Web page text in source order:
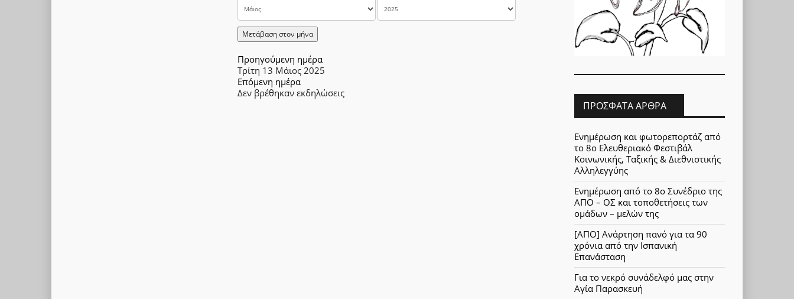
Μετάβαση στον μήνα
Προηγούμενη ημέρα
Τρίτη 13 Μάιος 2025
Επόμενη ημέρα
Δεν βρέθηκαν εκδηλώσεις
ΠΡΌΣΦΑΤΑ ΆΡΘΡΑ
Ενημέρωση και φωτορεπορτάζ από
το 8ο Ελευθεριακό Φεστιβάλ
Κοινωνικής, Ταξικής & Διεθνιστικής
Αλληλεγγύης
Ενημέρωση από το 8ο Συνέδριο της
ΑΠΟ – ΟΣ και τοποθετήσεις των
ομάδων – μελών της
[ΑΠΟ] Ανάρτηση πανό για τα 90
χρόνια από την Ισπανική
Επανάσταση
Για το νεκρό συνάδελφό μας στην
Αγία Παρασκευή